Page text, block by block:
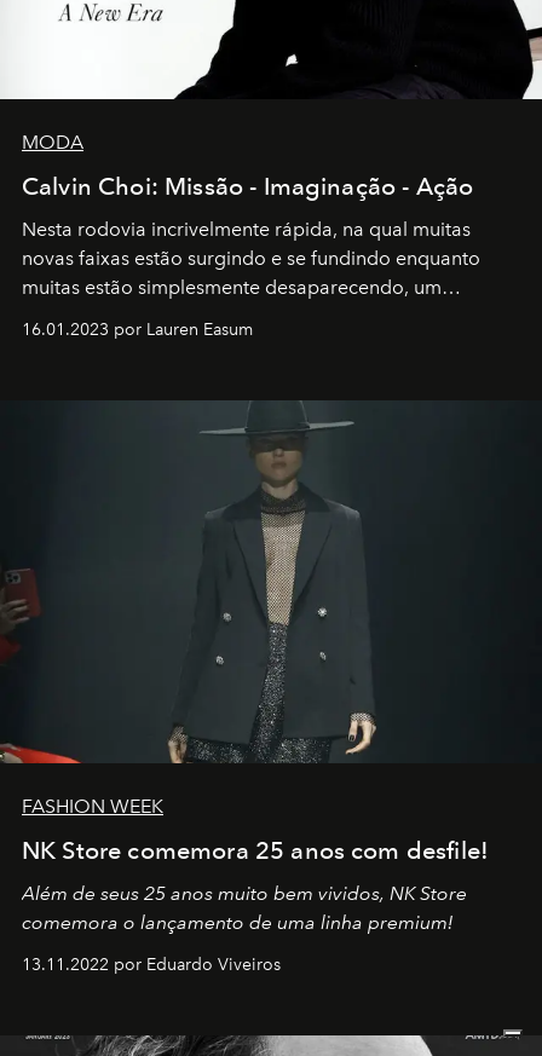
MODA
Calvin Choi: Missão - Imaginação - Ação
Nesta rodovia incrivelmente rápida, na qual muitas
novas faixas estão surgindo e se fundindo enquanto
muitas estão simplesmente desaparecendo, um
transportador AMTD abrindo caminho para muitos
por propósitos, com um claro senso de missão na vida e
16.01.2023 por Lauren Easum
FASHION WEEK
NK Store comemora 25 anos com desfile!
Além de seus 25 anos muito bem vividos, NK Store
comemora o lançamento de uma linha premium!
13.11.2022 por Eduardo Viveiros